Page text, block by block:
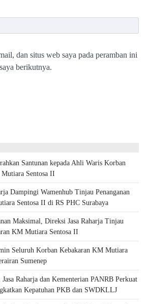
dan situs web saya pada peramban ini
berikutnya.
Santunan kepada Ahli Waris Korban
Sentosa II
Dampingi Wamenhub Tinjau Penanganan
Sentosa II di RS PHC Surabaya
Maksimal, Direksi Jasa Raharja Tinjau
KM Mutiara Sentosa II
Seluruh Korban Kebakaran KM Mutiara
Sumenep
Raharja dan Kementerian PANRB Perkuat
Kepatuhan PKB dan SWDKLLJ